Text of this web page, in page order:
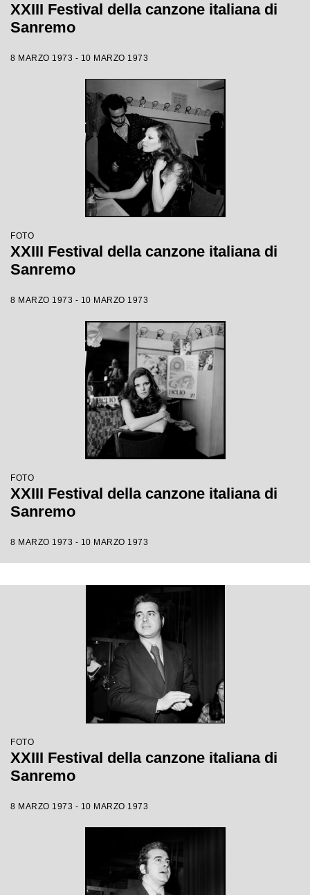
XXIII Festival della canzone italiana di
Sanremo
8 MARZO 1973 - 10 MARZO 1973
FOTO
XXIII Festival della canzone italiana di
Sanremo
8 MARZO 1973 - 10 MARZO 1973
FOTO
XXIII Festival della canzone italiana di
Sanremo
8 MARZO 1973 - 10 MARZO 1973
FOTO
XXIII Festival della canzone italiana di
Sanremo
8 MARZO 1973 - 10 MARZO 1973